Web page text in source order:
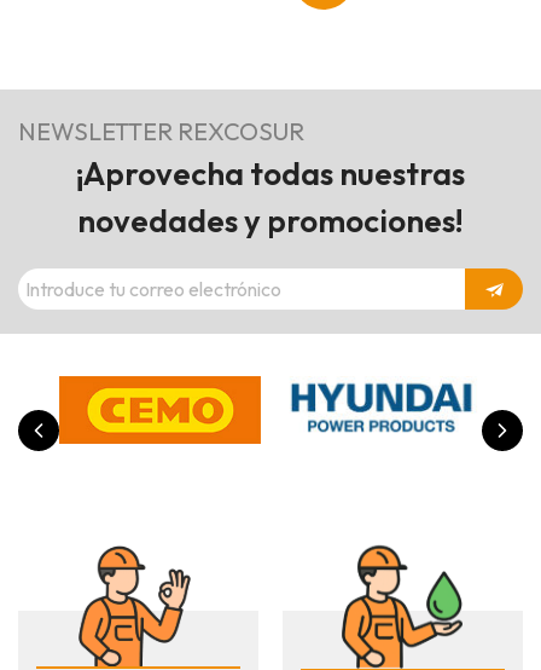
NEWSLETTER REXCOSUR
¡Aprovecha todas nuestras
novedades y promociones!